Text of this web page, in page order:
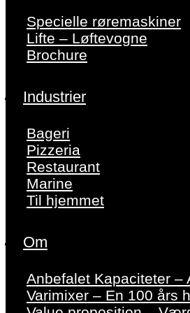
Specielle røremaskiner
Lifte – Løftevogne
Brochure
Industrier
Bageri
Pizzeria
Restaurant
Marine
Til hjemmet
Om
Anbefalet Kapaciteter –
Varimixer – En 100 års